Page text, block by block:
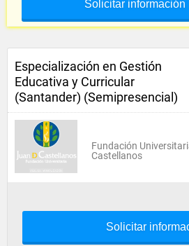
Solicitar información
Especialización en Gestión
Educativa y Curricular
(Santander) (Semipresencial)
Fundación
Castellanos
Solicitar